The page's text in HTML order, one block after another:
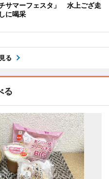
サマーフェスタ」 水上ござ走
に喝采
る
る